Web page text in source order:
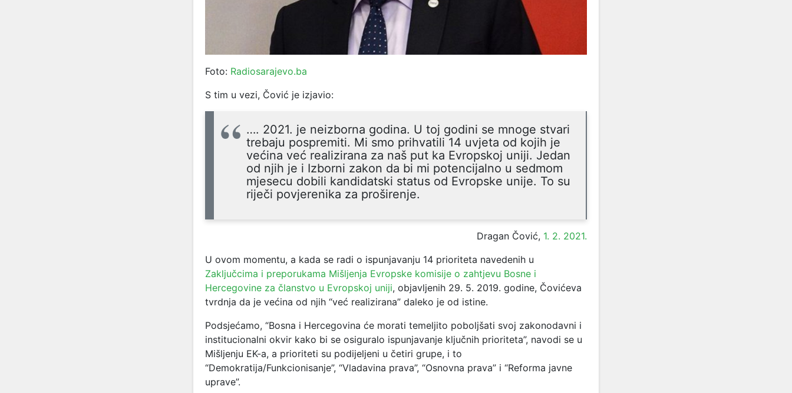
Foto: Radiosarajevo.ba
S tim u vezi, Čović je izjavio:
…. 2021. je neizborna godina. U toj godini se mnoge stvari
trebaju pospremiti. Mi smo prihvatili 14 uvjeta od kojih je
većina već realizirana za naš put ka Evropskoj uniji. Jedan
od njih je i Izborni zakon da bi mi potencijalno u sedmom
mjesecu dobili kandidatski status od Evropske unije. To su
riječi povjerenika za proširenje.
Dragan Čović, 1. 2. 2021.
U ovom momentu, a kada se radi o ispunjavanju 14 prioriteta navedenih u
Zaključcima i preporukama Mišljenja Evropske komisije o zahtjevu Bosne i
Hercegovine za članstvo u Evropskoj uniji, objavljenih 29. 5. 2019. godine, Čovićeva
tvrdnja da je većina od njih “već realizirana” daleko je od istine.
Podsjećamo, “Bosna i Hercegovina će morati temeljito poboljšati svoj zakonodavni i
institucionalni okvir kako bi se osiguralo ispunjavanje ključnih prioriteta”, navodi se u
Mišljenju EK-a, a prioriteti su podijeljeni u četiri grupe, i to
“Demokratija/Funkcionisanje”, “Vladavina prava”, “Osnovna prava” i “Reforma javne
uprave”.